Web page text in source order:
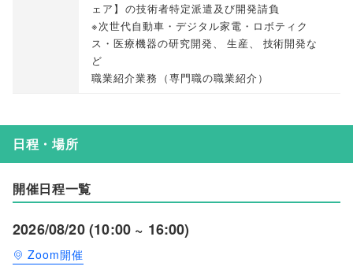
ェア】 の技術者特定派遣及び開発請負
※次世代自動車・デジタル家電・ロボティク
ス・医療機器の研究開発、 生産、
技術開発な
ど
職業紹介業務 （専門職の職業紹介）
日程・場所
開催日程一覧
2026/08/20 (10:00 ~ 16:00)
Zoom開催